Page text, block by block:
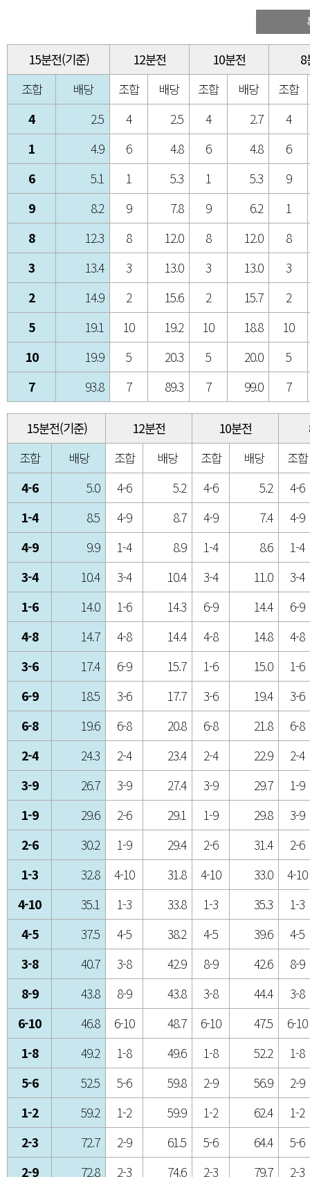
15분전(기준) 12분전 10분전
8
조합
배당 조합 배당 조합 배당
조합
4
2.5 4 2.5 4 2.7
4
1
4.9 6 4.8 6 4.8
6
6
5.1 1 5.3 1 5.3
9
9
8.2 9 7.8 9 6.2
1
8
12.3 8 12.0 8 12.0
8
3
13.4 3 13.0 3 13.0
3
2
14.9 2 15.6 2 15.7
2
5
19.1 10 19.2 10 18.8
10
10
19.9 5 20.3 5 20.0
5
7
93.8 7 89.3 7 99.0 7
15분전(기준) 12분전 10분전
조합
배당 조합 배당 조합 배당
조합
4-6
5.0 4-6 5.2 4-6 5.2
4-6
1-4
8.5 4-9 8.7 4-9 7.4
4-9
4-9
9.9 1-4 8.9 1-4 8.6
1-4
3-4
10.4 3-4 10.4 3-4 11.0
3-4
1-6
14.0 1-6 14.3 6-9 14.4
6-9
4-8
14.7 4-8 14.4 4-8 14.8
4-8
3-6
17.4 6-9 15.7 1-6 15.0
1-6
6-9
18.5 3-6 17.7 3-6 19.4
3-6
6-8
19.6 6-8 20.8 6-8 21.8
6-8
2-4
24.3 2-4 23.4 2-4 22.9
2-4
3-9
26.7 3-9 27.4 3-9 29.7
1-9
1-9
29.6 2-6 29.1 1-9 29.8
3-9
2-6
30.2 1-9 29.4 2-6 31.4
2-6
1-3
32.8 4-10 31.8 4-10 33.0
4-10
4-10
35.1 1-3 33.8 1-3 35.3
1-3
4-5
37.5 4-5 38.2 4-5 39.6
4-5
3-8
40.7 3-8 42.9 8-9 42.6
8-9
8-9
43.8 8-9 43.8 3-8 44.4
3-8
6-10
46.8 6-10 48.7 6-10 47.5
6-10
1-8
49.2 1-8 49.6 1-8 52.2
1-8
5-6
52.5 5-6 59.8 2-9 56.9
2-9
1-2
59.2 1-2 59.9 1-2 62.4
1-2
2-3
72.7 2-9 61.5 5-6 64.4
5-6
2-9
72.8 2-3 74.6 2-3 79.7
2-3